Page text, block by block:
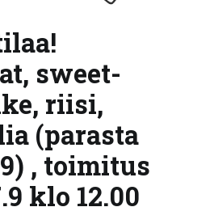
sweet-
riisi,
(parasta
, toimitus
klo 12.00